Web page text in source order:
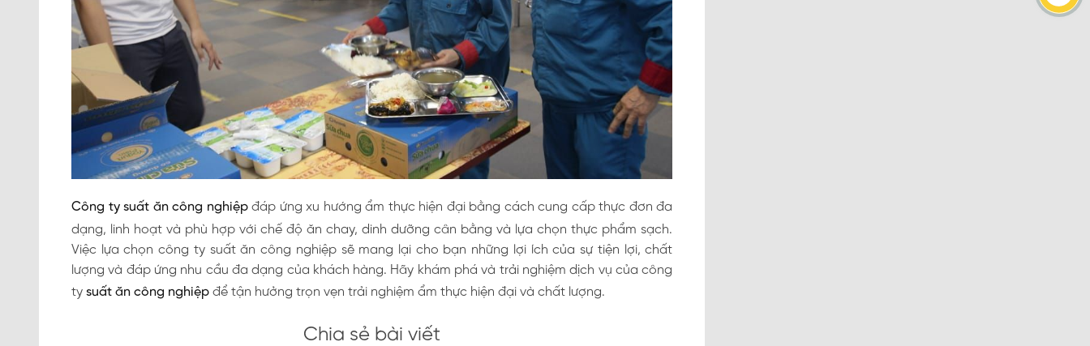
Công ty suất ăn công nghiệpđáp ứng xu hướng ẩm thực hiện đại bằng cách cung cấp thực đơn đa
dạng, linh hoạt và phù hợp với chế độ ăn chay, dinh dưỡng cân bằng và lựa chọn thực phẩm sạch.
Việc lựa chọn công ty suất ăn công nghiệp sẽ mang lại cho bạn những lợi ích của sự tiện lợi, chất
lượng và đáp ứng nhu cầu đa dạng của khách hàng. Hãy khám phá và trải nghiệm dịch vụ của công
ty suất ăn công nghiệp để tận hưởng trọn vẹn trải nghiệm ẩm thực hiện đại và chất lượng.
Chia sẻ bài viết